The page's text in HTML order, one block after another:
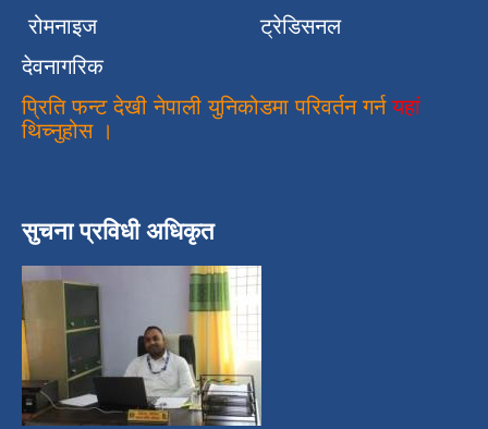
रोमनाइज
ट्रेडिसनल
देवनागरिक
प्रिति फन्ट देखी नेपाली युनिकोडमा परिवर्तन गर्न यहां
थिच्नुहोस ।
सुचना प्रविधी अधिकृत